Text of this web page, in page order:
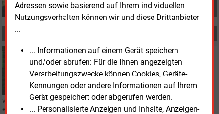
Adressen sowie basierend auf Ihrem individuellen
Nutzungsverhalten können wir und diese Drittanbieter
...
... Informationen auf einem Gerät speichern
und/oder abrufen: Für die Ihnen angezeigten
Verarbeitungszwecke können Cookies, Geräte-
Kennungen oder andere Informationen auf Ihrem
Gerät gespeichert oder abgerufen werden.
... Personalisierte Anzeigen und Inhalte, Anzeigen-
Dienstag, 4.05.2021, 14:08
IT
Teambildung statt Teamviewer
Wie digital wird die Arbeitswelt nach Corona sein? Um diese Frage kreiste
eine Diskussionsrunde beim digitalen "Führungstreffen Energie".